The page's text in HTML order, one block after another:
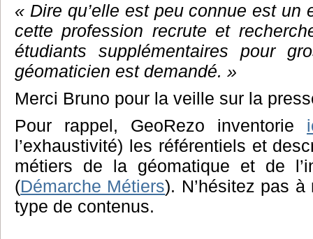
« Dire qu’elle est peu connue est un
cette profession recrute et
étudiants supplémentaires pour
géomaticien est demandé. »
Merci Bruno pour la veille sur la
Pour rappel, GeoRezo inventorie
l’exhaustivité) les référentiels et
métiers de la géomatique et de
(Démarche Métiers). N’hésitez pas
type de contenus.